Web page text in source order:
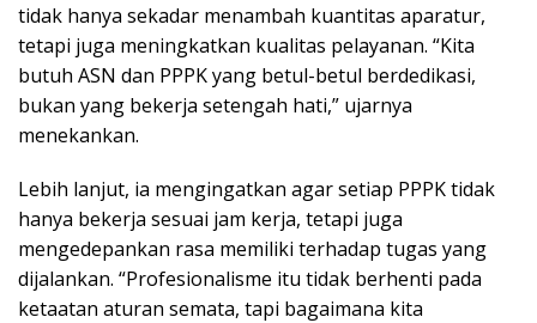
tidak hanya sekadar menambah kuantitas aparatur,
tetapi juga meningkatkan kualitas pelayanan. “Kita
butuh ASN dan PPPK yang betul-betul berdedikasi,
bukan yang bekerja setengah hati,” ujarnya
menekankan.
Lebih lanjut, ia mengingatkan agar setiap PPPK tidak
hanya bekerja sesuai jam kerja, tetapi juga
mengedepankan rasa memiliki terhadap tugas yang
dijalankan. “Profesionalisme itu tidak berhenti pada
ketaatan aturan semata, tapi bagaimana kita